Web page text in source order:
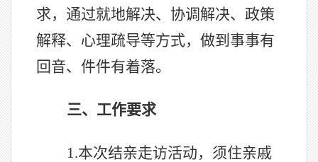
求，通过就地解决、协调解决、政策
解释、心理疏导等方式，做到事事有
回音、件件有着落。
三、工作要求
1.本次结亲走访活动，须住亲戚